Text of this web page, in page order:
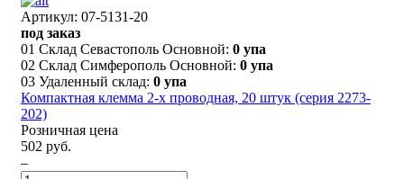
Артикул: 07-5131-20
под заказ
01 Склад Севастополь Основной: 0 упа
02 Склад Симферополь Основной: 0 упа
03 Удаленный склад: 0 упа
Компактная клемма 2-х проводная, 20 штук (серия 2273-
202)
Розничная цена
502 руб.
–